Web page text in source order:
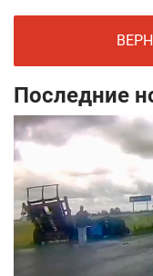
Последние